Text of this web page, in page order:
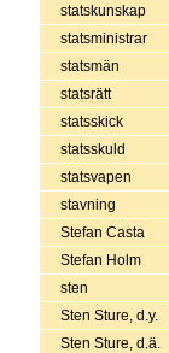
statskunskap
statsministrar
statsmän
statsrätt
statsskick
statsskuld
statsvapen
stavning
Stefan Casta
Stefan Holm
sten
Sten Sture, d.y.
Sten Sture, d.ä.